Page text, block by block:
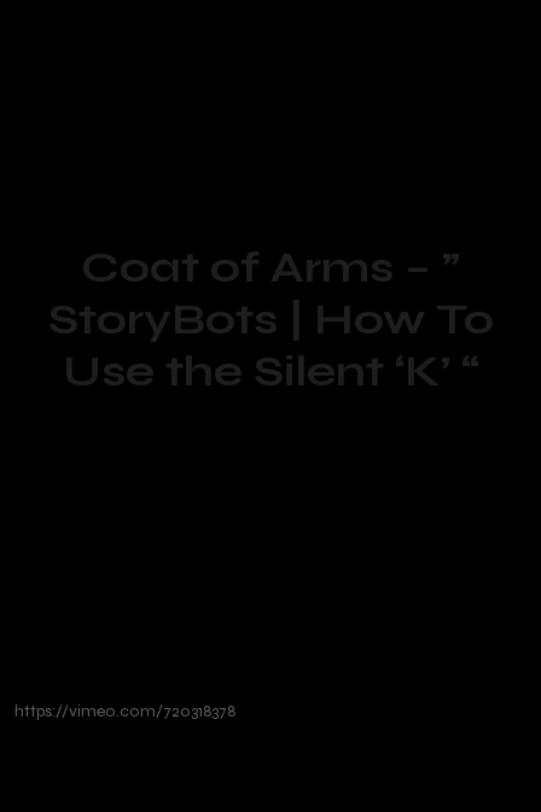
Coat of Arms – ”
StoryBots | How To
Use the Silent ‘K’ “
https://vimeo.com/720318378